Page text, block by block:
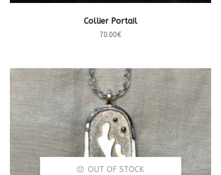
CHOIX DES OPTIONS
Collier Portail
70.00€
OUT OF STOCK